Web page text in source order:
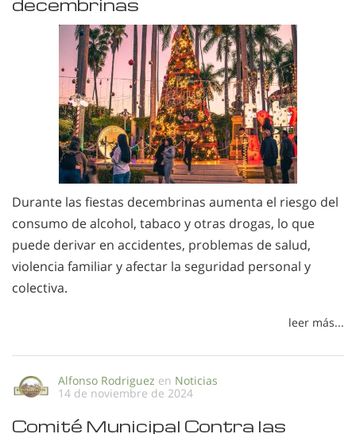
decembrinas
Durante las fiestas decembrinas aumenta el riesgo del
consumo de alcohol, tabaco y otras drogas, lo que
puede derivar en accidentes, problemas de salud,
violencia familiar y afectar la seguridad personal y
colectiva.
leer más...
Alfonso Rodriguez en Noticias
14 de noviembre de 2024
Comité Municipal Contra las